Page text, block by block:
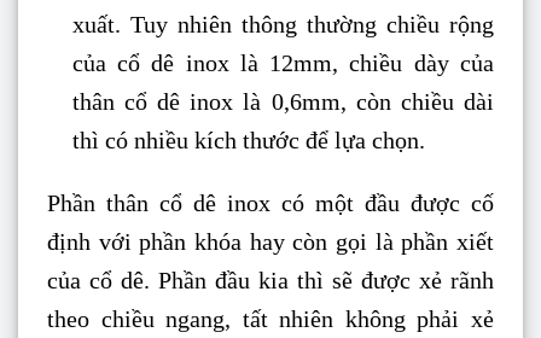
xuất. Tuy nhiên thông thường chiều rộng
của cổ dê inox là 12mm, chiều dày của
thân cổ dê inox là 0,6mm, còn chiều dài
thì có nhiều kích thước để lựa chọn.
Phần thân cổ dê inox có một đầu được cố
định với phần khóa hay còn gọi là phần xiết
của cổ dê. Phần đầu kia thì sẽ được xẻ rãnh
theo chiều ngang, tất nhiên không phải xẻ